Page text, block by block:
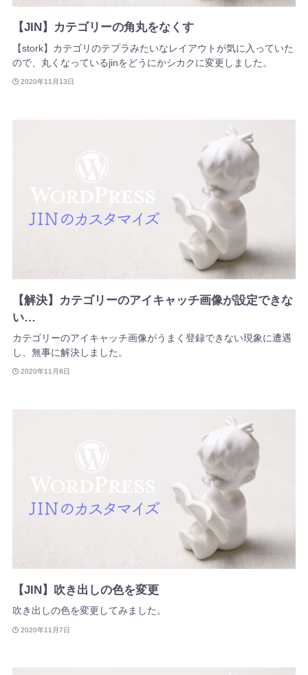
【JIN】カテゴリーの角丸をなくす
【stork】カテゴリのテプラみたいなレイアウトが気に入っていた
ので、丸くなっているjinをどうにかシカクに変更しました。
2020年11月13日
【解決】カテゴリーのアイキャッチ画像が設定できな
い…
カテゴリーのアイキャッチ画像がうまく登録できない現象に遭遇
し、無事に解決しました。
2020年11月8日
【JIN】吹き出しの色を変更
吹き出しの色を変更してみました。
2020年11月7日